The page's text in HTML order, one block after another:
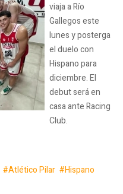
viaja a Río
Gallegos este
lunes y posterga
el duelo con
Hispano para
diciembre. El
debut será en
casa ante Racing
Club.
Atlético Pilar
Hispano